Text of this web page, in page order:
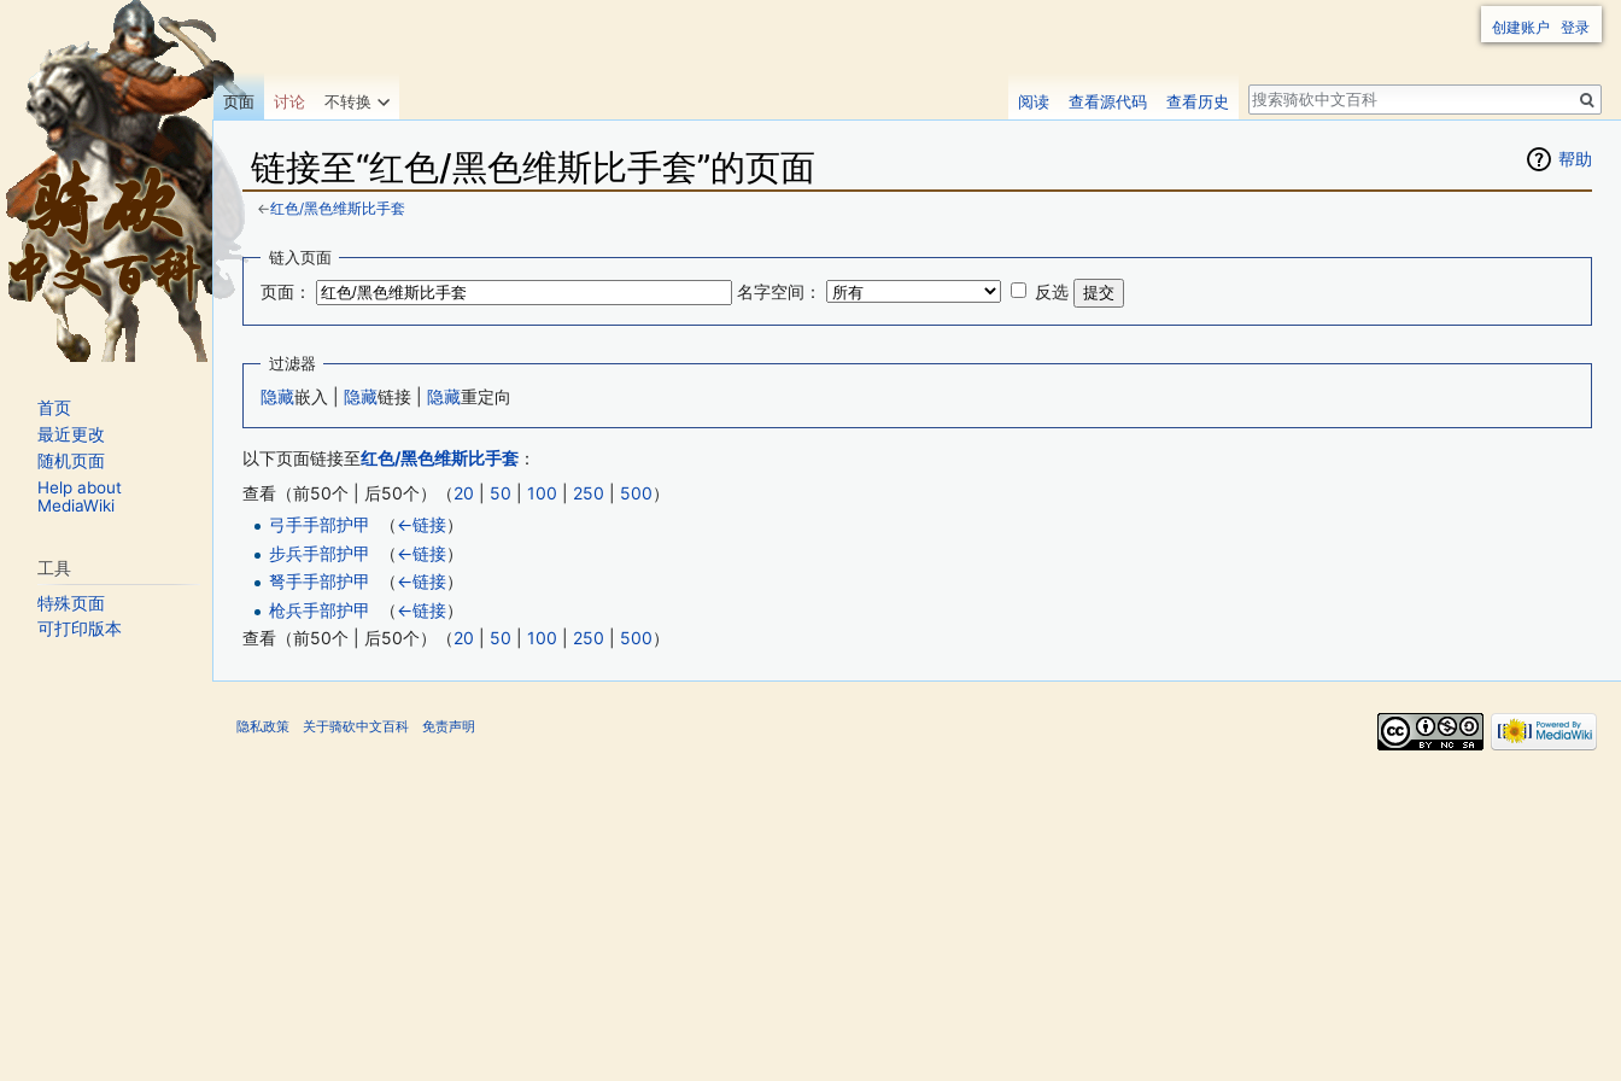
帮助
链接至“红色/黑色维斯比手套”的页面
←红色/黑色维斯比手套
跳转至：
链入页面
页面： 名字空间： 反选
过滤器
隐藏嵌入 | 隐藏链接 | 隐藏重定向
以下页面链接至红色/黑色维斯比手套 ：
查看（前50个 | 后50个）（20 50 100 250 500）
弓手手部护甲
（←链接）
步兵手部护甲
（←链接）
弩手手部护甲
（←链接）
枪兵手部护甲
（←链接）
查看（前50个 | 后50个）（20 50 100 250 500）
创建账户 登录
页面 讨论 不转换 阅读 查看源代码 查看历史
搜
索
首页
最近更改
随机页面
Help about
MediaWiki
工具
特殊页面
可打印版本
隐私政策 关于骑砍中文百科 免责声明